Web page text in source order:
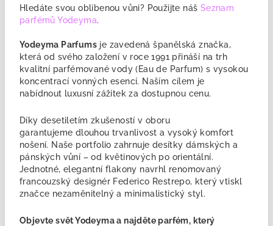
Hledáte svou oblíbenou vůni? Použijte náš Seznam
parfémů Yodeyma.
Yodeyma Parfums je zavedenášpanělská značka,
která od svého založení v roce 1991 přináší na trh
kvalitní parfémované vody (Eau de Parfum) s vysokou
koncentrací vonných esencí. Naším cílem je
nabídnout luxusní zážitek za dostupnou cenu.
Díky desetiletím zkušeností v oboru
garantujeme dlouhou trvanlivost a vysoký komfort
nošení. Naše portfolio zahrnuje desítky dámských a
pánských vůní – od květinových po orientální.
Jednotné, elegantní flakony navrhl renomovaný
francouzský designér Federico Restrepo, který vtiskl
značce nezaměnitelný a minimalistický styl.
Objevte svět Yodeyma a najděteparfém, který